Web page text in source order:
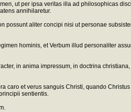
ut per ipsa veritas illa ad philosophicas
annihilaretur.
possunt aliter concipi nisi ut personae
hominis, et Verbum illud personaliter
in anima impressum, in doctrina
caro et verus sanguis Christi, quando
sentientis.